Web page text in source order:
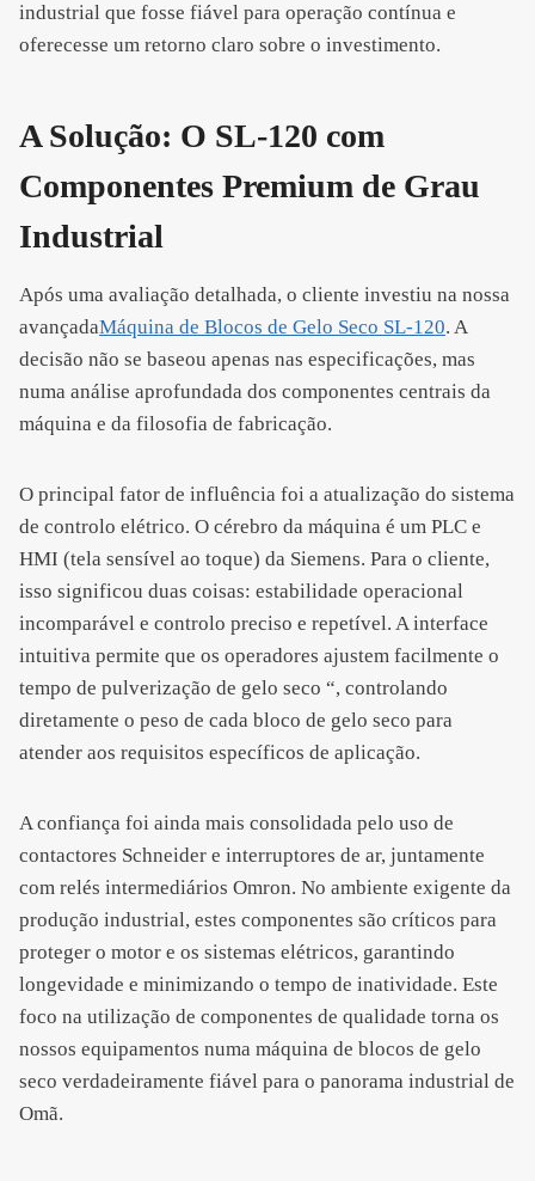
industrial que fosse fiável para operação contínua e
oferecesse um retorno claro sobre o investimento.
A Solução: O SL-120 com
Componentes Premium de Grau
Industrial
Após uma avaliação detalhada, o cliente investiu na nossa
avançadaMáquina de Blocos de Gelo Seco SL-120. A
decisão não se baseou apenas nas especificações, mas
numa análise aprofundada dos componentes centrais da
máquina e da filosofia de fabricação.
O principal fator de influência foi a atualização do sistema
de controlo elétrico. O cérebro da máquina é um PLC e
HMI (tela sensível ao toque) da Siemens. Para o cliente,
isso significou duas coisas: estabilidade operacional
incomparável e controlo preciso e repetível. A interface
intuitiva permite que os operadores ajustem facilmente o
tempo de pulverização de gelo seco “, controlando
diretamente o peso de cada bloco de gelo seco para
atender aos requisitos específicos de aplicação.
A confiança foi ainda mais consolidada pelo uso de
contactores Schneider e interruptores de ar, juntamente
com relés intermediários Omron. No ambiente exigente da
produção industrial, estes componentes são críticos para
proteger o motor e os sistemas elétricos, garantindo
longevidade e minimizando o tempo de inatividade. Este
foco na utilização de componentes de qualidade torna os
nossos equipamentos numa máquina de blocos de gelo
seco verdadeiramente fiável para o panorama industrial de
Omã.